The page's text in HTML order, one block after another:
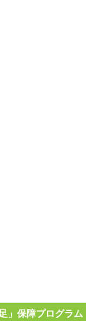
」保障プログラム